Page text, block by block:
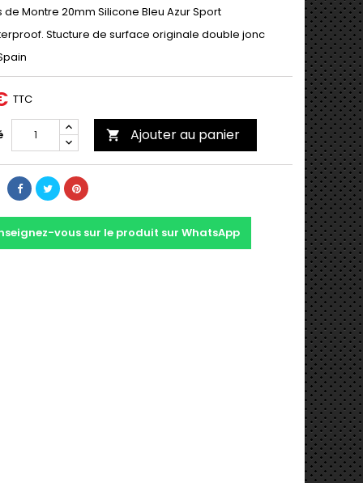
de Montre 20mm Silicone Bleu Azur Sport
Stucture de surface originale double jonc
TTC
 Ajouter au panier
vous sur le produit sur WhatsApp